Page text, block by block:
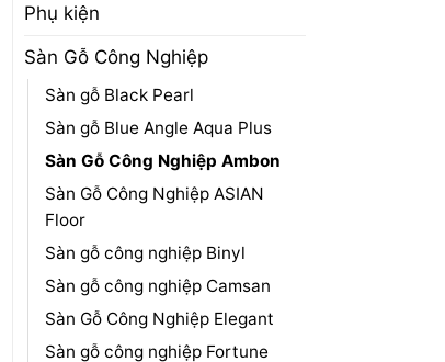
Phụ kiện
Sàn Gỗ Công Nghiệp
Sàn gỗ Black Pearl
Sàn gỗ Blue Angle Aqua Plus
Sàn Gỗ Công Nghiệp Ambon
Sàn Gỗ Công Nghiệp ASIAN
Floor
Sàn gỗ công nghiệp Binyl
Sàn gỗ công nghiệp Camsan
Sàn Gỗ Công Nghiệp Elegant
Sàn gỗ công nghiệp Fortune